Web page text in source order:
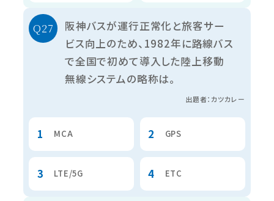
阪神バスが運行正常化と旅客サー
ビス向上のため、1982年に路線バス
で全国で初めて導入した陸上移動
無線システムの略称は。
出題者：カツカレー
MCA GPS
LTE/5G ETC